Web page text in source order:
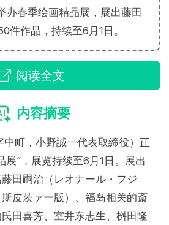
办春季绘画精品展，展出藤田
件作品，持续至6月1日。
阅读全文
内容摘要
中町，小野誠一代表取締役）正
展”，展览持续至6月1日。展出
田嗣治（レオナール・フジ
皮茨ァー版）、福岛相关的斎
田喜芳、室井东志生、桝田隆